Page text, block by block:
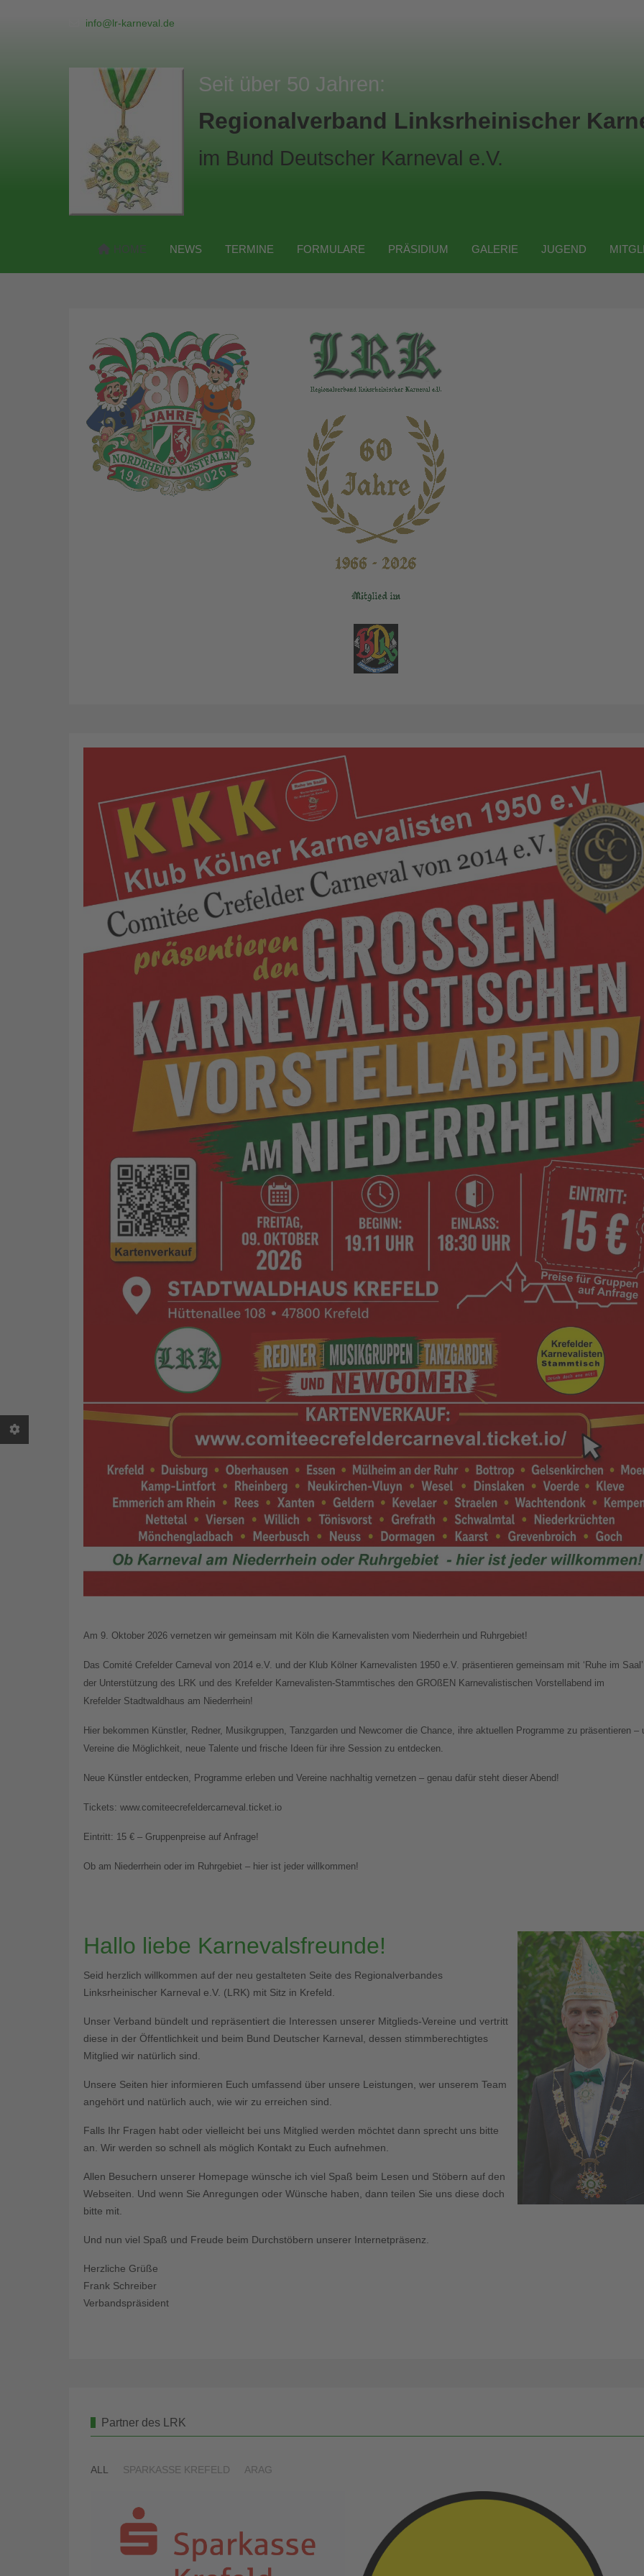
info@lr-karneval.de
Seit über 50 Jahren:
Regionalverband Linksrheinischer
im Bund Deutscher Karneval e.V.
HOME NEWS TERMINE FORMULARE PRÄSIDIUM GALERIE JUGEND
Am 9. Oktober 2026 vernetzen wir gemeinsam mit Köln die Karnevalisten vom Niederrhein und Ruhrgebiet!
Das Comité Crefelder Carneval von 2014 e.V. und der Klub Kölner Karnevalisten 1950 e.V. präsentieren gemeinsam mit ‘Ruhe im Saal’
der Unterstützung des LRK und des Krefelder Karnevalisten-Stammtisches den GROßEN Karnevalistischen Vorstellabend im
Krefelder Stadtwaldhaus am Niederrhein!
Hier bekommen Künstler, Redner, Musikgruppen, Tanzgarden und Newcomer die Chance, ihre aktuellen Programme zu präsentieren –
Vereine die Möglichkeit, neue Talente und frische Ideen für ihre Session zu entdecken.
Neue Künstler entdecken, Programme erleben und Vereine nachhaltig vernetzen – genau dafür steht dieser Abend!
Tickets: www.comiteecrefeldercarneval.ticket.io
Eintritt: 15 € – Gruppenpreise auf Anfrage!
Ob am Niederrhein oder im Ruhrgebiet – hier ist jeder willkommen!
Hallo liebe Karnevalsfreunde!
Seid herzlich willkommen auf der neu gestalteten Seite des Regionalverbandes
Linksrheinischer Karneval e.V. (LRK) mit Sitz in Krefeld.
Unser Verband bündelt und repräsentiert die Interessen unserer Mitglieds-Vereine und vertritt
diese in der Öffentlichkeit und beim Bund Deutscher Karneval, dessen stimmberechtigtes
Mitglied wir natürlich sind.
Unsere Seiten hier informieren Euch umfassend über unsere Leistungen, wer unserem Team
angehört und natürlich auch, wie wir zu erreichen sind.
Falls Ihr Fragen habt oder vielleicht bei uns Mitglied werden möchtet dann sprecht uns bitte
an. Wir werden so schnell als möglich Kontakt zu Euch aufnehmen.
Allen Besuchern unserer Homepage wünsche ich viel Spaß beim Lesen und Stöbern auf den
Webseiten. Und wenn Sie Anregungen oder Wünsche haben, dann teilen Sie uns diese doch
bitte mit.
Und nun viel Spaß und Freude beim Durchstöbern unserer Internetpräsenz.
Herzliche Grüße
Frank Schreiber
Verbandspräsident
Partner des LRK
ALL SPARKASSE KREFELD ARAG